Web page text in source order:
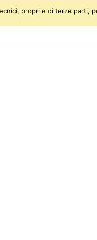
propri e di terze parti,